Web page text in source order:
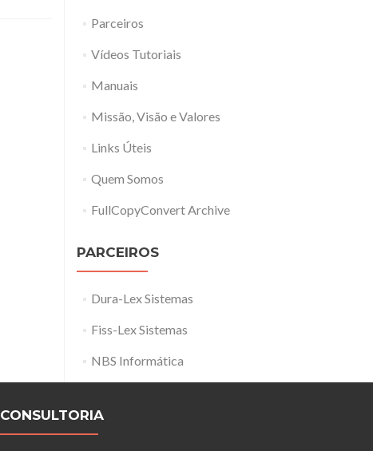
Parceiros
Vídeos Tutoriais
Manuais
Missão, Visão e Valores
Links Úteis
Quem Somos
FullCopyConvert Archive
PARCEIROS
Dura-Lex Sistemas
Fiss-Lex Sistemas
NBS Informática
CONSULTORIA